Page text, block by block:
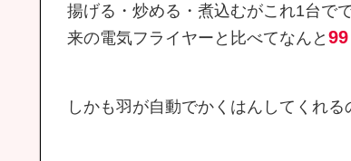
揚げる・炒める・煮込むがこれ1台で
来の電気フライヤーと比べてなんと
しかも羽が自動でかくはんしてくれる